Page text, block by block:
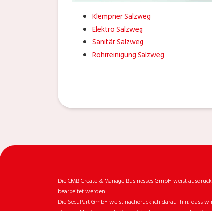
Klempner Salzweg
Elektro Salzweg
Sanitär Salzweg
Rohrreinigung Salzweg
Die CMB Create & Manage Businesses GmbH weist
bearbeitet werden.
Die SecuPart GmbH weist nachdrücklich darauf hin, dass